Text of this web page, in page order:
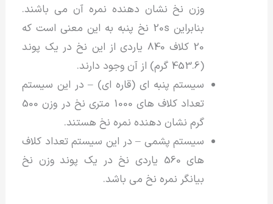
وزن نخ نشان دهنده نمره آن می باشند.
بنابراین 20s نخ پنبه به این معنی است که
20 کلاف 840 یاردی از این نخ در یک پوند
(453.6 گرم) از آن وجود دارند.
سیستم پنبه ای (قاره ای) – در این سیستم
تعداد کلاف های 1000 متری نخ در وزن 500
گرم نشان دهنده نمره نخ هستند.
سیستم پشمی – در این سیستم تعداد کلاف
های 560 یاردی نخ در یک پوند وزن نخ
بیانگر نمره نخ می باشد.